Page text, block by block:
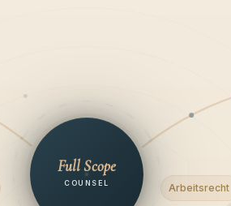
Full Scope
COUNSEL Arbeitsrecht